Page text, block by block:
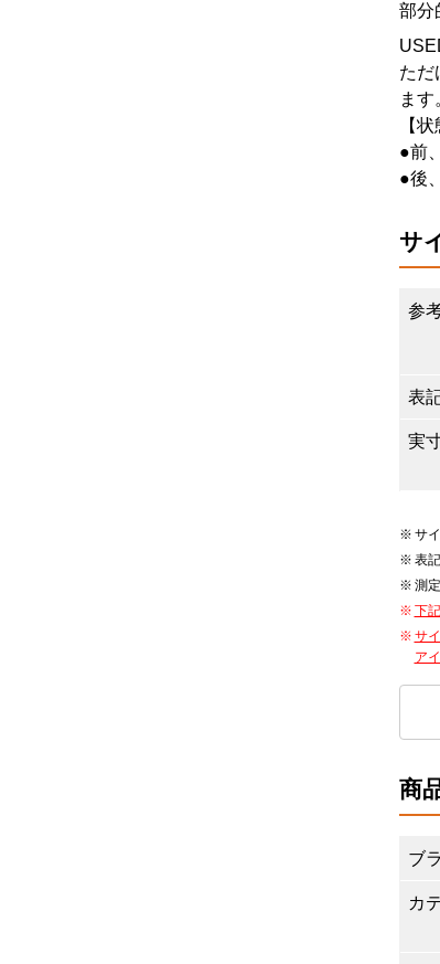
部分
ただ
ます
【
●前
●後
サ
参
表
実
サ
表
測
下
サ
ア
商
ブ
カ